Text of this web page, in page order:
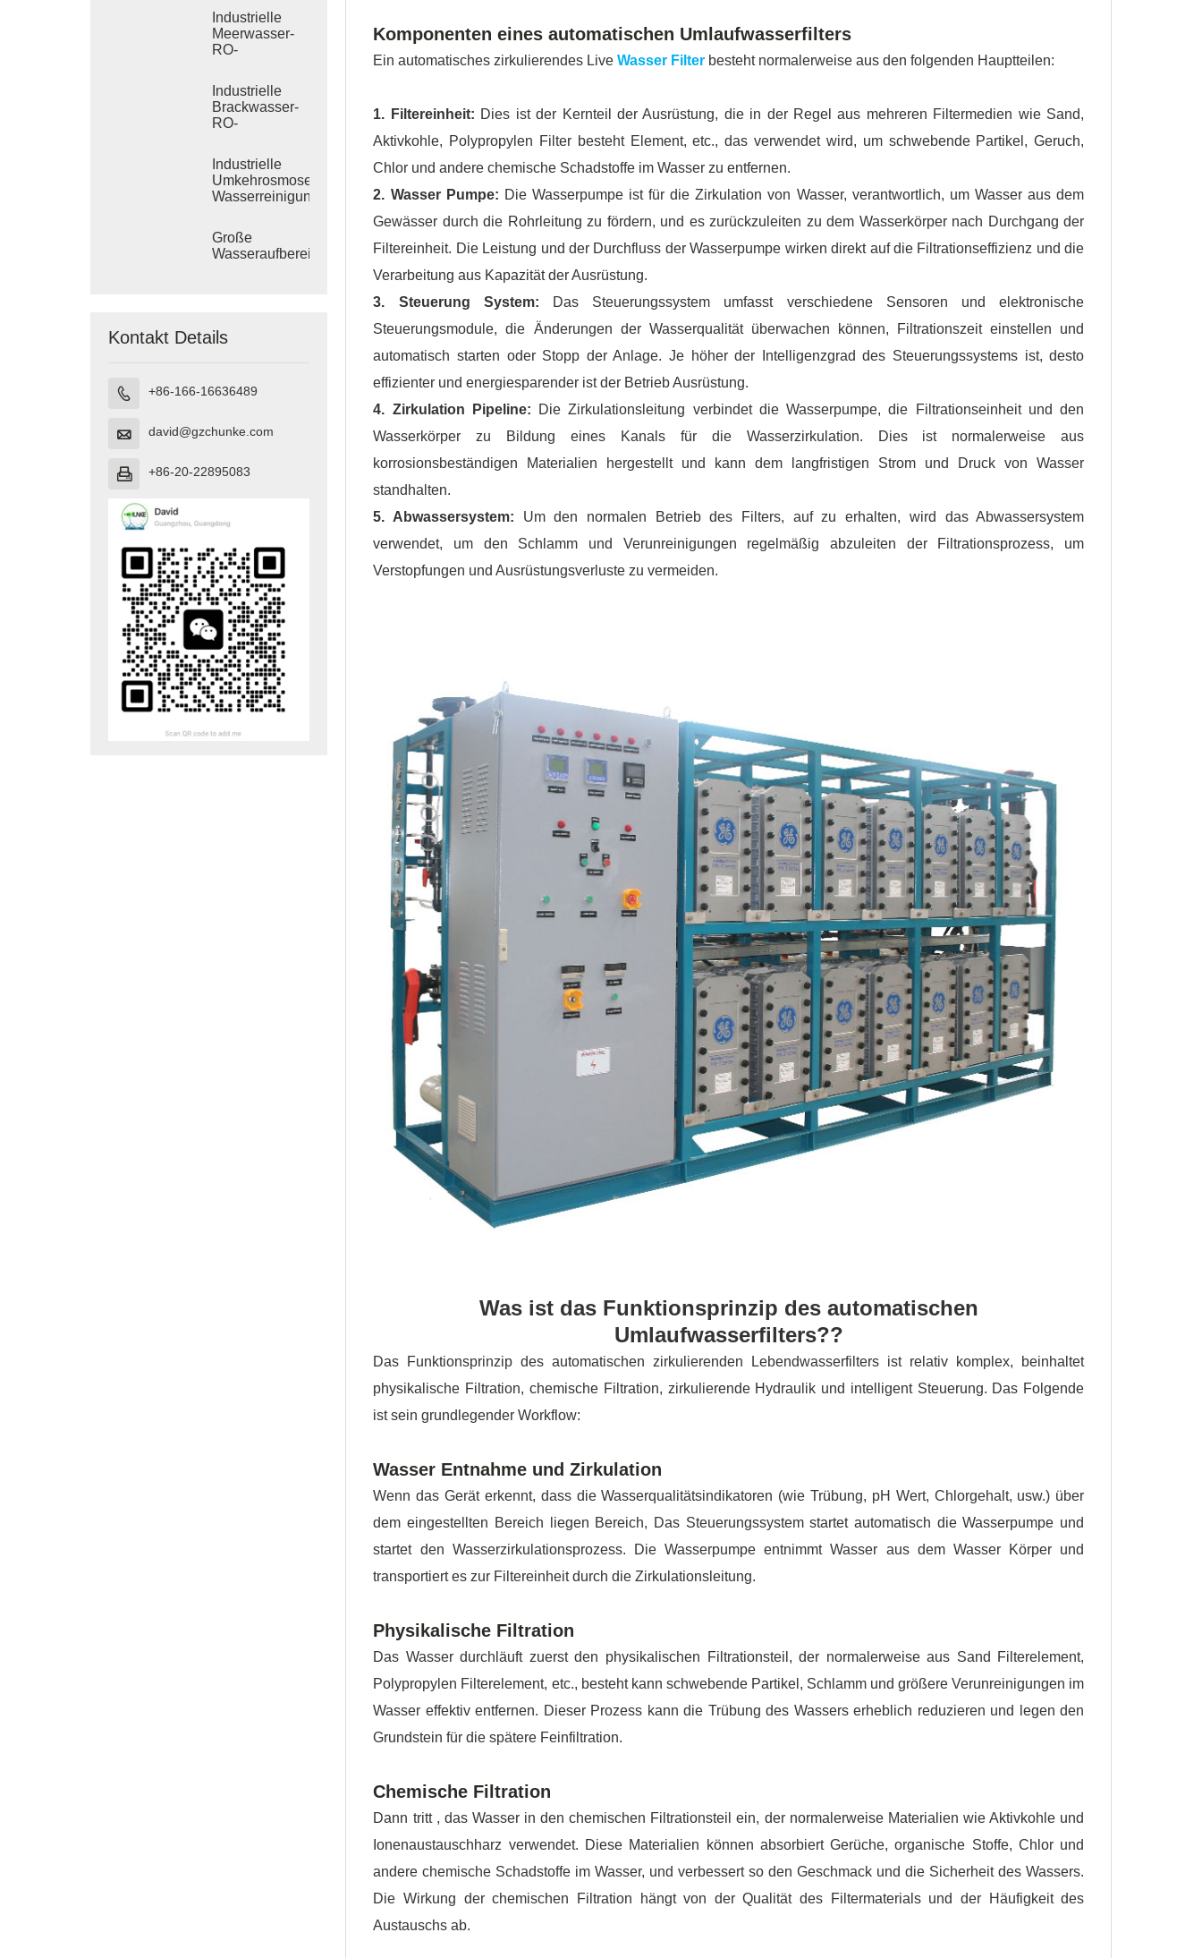
Industrielle
Meerwasser-
RO-
Industrielle
Brackwasser-
RO-
Industrielle
Umkehrosmose-
Wasserreinigungssysteme
Große
Wasseraufbereitungsanlagen
Kontakt Details
 +86-166-16636489
 david@gzchunke.com
 +86-20-22895083
Komponenten eines automatischen Umlaufwasserfilters
Ein automatisches zirkulierendes LiveWasser Filter besteht normalerweise aus den folgenden Hauptteilen:
1. Filtereinheit: Dies ist der Kernteil der Ausrüstung, die in der Regel aus mehreren Filtermedien wie Sand,
Aktivkohle, Polypropylen Filter besteht Element, etc., das verwendet wird, um schwebende Partikel, Geruch,
Chlor und andere chemische Schadstoffe im Wasser zu entfernen.
2. Wasser Pumpe: Die Wasserpumpe ist für die Zirkulation von Wasser, verantwortlich, um Wasser aus dem
Gewässer durch die Rohrleitung zu fördern, und es zurückzuleiten zu dem Wasserkörper nach Durchgang der
Filtereinheit. Die Leistung und der Durchfluss der Wasserpumpe wirken direkt auf die Filtrationseffizienz und die
Verarbeitung aus Kapazität der Ausrüstung.
3. Steuerung System: Das Steuerungssystem umfasst verschiedene Sensoren und elektronische
Steuerungsmodule, die Änderungen der Wasserqualität überwachen können, Filtrationszeit einstellen und
automatisch starten oder Stopp der Anlage. Je höher der Intelligenzgrad des Steuerungssystems ist, desto
effizienter und energiesparender ist der Betrieb Ausrüstung.
4. Zirkulation Pipeline:
Die Zirkulationsleitung verbindet die Wasserpumpe, die Filtrationseinheit und den
Wasserkörper zu Bildung eines Kanals für die Wasserzirkulation. Dies ist normalerweise aus
korrosionsbeständigen Materialien hergestellt und kann dem langfristigen Strom und Druck von Wasser
standhalten.
5. Abwassersystem: Um den normalen Betrieb des Filters, auf zu erhalten, wird das Abwassersystem
verwendet, um den Schlamm und Verunreinigungen regelmäßig abzuleiten der Filtrationsprozess, um
Verstopfungen und Ausrüstungsverluste zu vermeiden.
Was ist das Funktionsprinzip des automatischen
Umlaufwasserfilters??
Das Funktionsprinzip des automatischen zirkulierenden Lebendwasserfilters ist relativ komplex, beinhaltet
physikalische Filtration, chemische Filtration, zirkulierende Hydraulik und intelligent Steuerung. Das Folgende
ist sein grundlegender Workflow:
Wasser Entnahme und Zirkulation
Wenn das Gerät erkennt, dass die Wasserqualitätsindikatoren (wie Trübung, pH Wert, Chlorgehalt, usw.) über
dem eingestellten Bereich liegen Bereich, Das Steuerungssystem startet automatisch die Wasserpumpe und
startet den Wasserzirkulationsprozess. Die Wasserpumpe entnimmt Wasser aus dem Wasser Körper und
transportiert es zur Filtereinheit durch die Zirkulationsleitung.
Physikalische Filtration
Das Wasser durchläuft zuerst den physikalischen Filtrationsteil, der normalerweise aus Sand Filterelement,
Polypropylen Filterelement, etc., besteht kann schwebende Partikel, Schlamm und größere Verunreinigungen im
Wasser effektiv entfernen. Dieser Prozess kann die Trübung des Wassers erheblich reduzieren und legen den
Grundstein für die spätere Feinfiltration.
Chemische Filtration
Dann tritt , das Wasser in den chemischen Filtrationsteil ein, der normalerweise Materialien wie Aktivkohle und
Ionenaustauschharz verwendet. Diese Materialien können absorbiert Gerüche, organische Stoffe, Chlor und
andere chemische Schadstoffe im Wasser, und verbessert so den Geschmack und die Sicherheit des Wassers.
Die Wirkung der chemischen Filtration hängt von der Qualität des Filtermaterials und der Häufigkeit des
Austauschs ab.